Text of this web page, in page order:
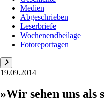
Medien
Abgeschrieben
Leserbriefe
Wochenendbeilage
Fotoreportagen
19.09.2014
»Wir sehen uns als